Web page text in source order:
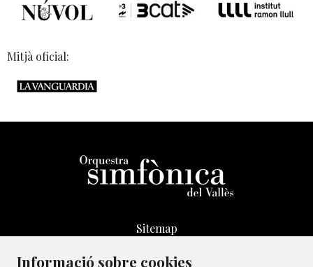
Mitjà oficial:
Sitemap
Informació sobre cookies